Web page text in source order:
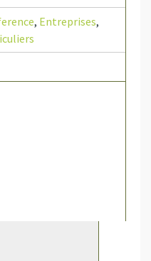
, Entreprises,